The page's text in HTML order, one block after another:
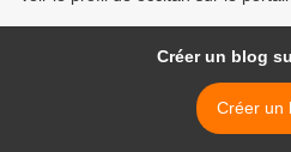
Créer un blog
Créer un